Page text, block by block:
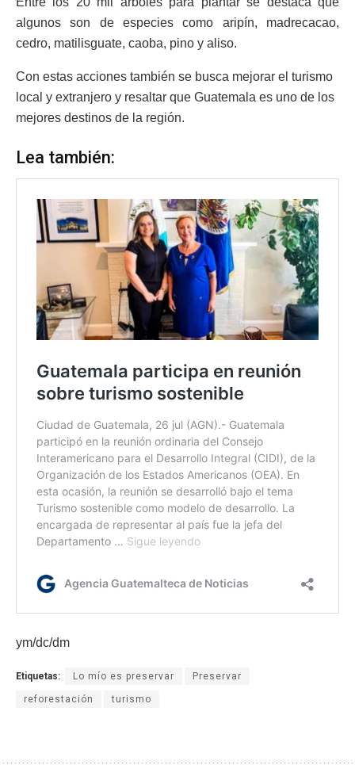
algunos son de especies como aripín, madrecacao,
cedro, matilisguate, caoba, pino y aliso.
Con estas acciones también se busca mejorar el turismo
local y extranjero y resaltar que Guatemala es uno de los
mejores destinos de la región.
Lea también:
ym/dc/dm
Etiquetas: Lo mío es preservar Preservar
reforestación turismo